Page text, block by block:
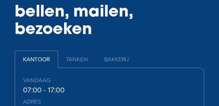
bellen, mailen,
bezoeken
KANTOOR TANKEN BAKKERIJ
VANDAAG
07:00 - 17:00
ADRES